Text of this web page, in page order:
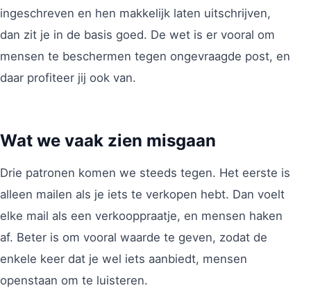
ingeschreven en hen makkelijk laten uitschrijven,
dan zit je in de basis goed. De wet is er vooral om
mensen te beschermen tegen ongevraagde post, en
daar profiteer jij ook van.
Wat we vaak zien misgaan
Drie patronen komen we steeds tegen. Het eerste is
alleen mailen als je iets te verkopen hebt. Dan voelt
elke mail als een verkooppraatje, en mensen haken
af. Beter is om vooral waarde te geven, zodat de
enkele keer dat je wel iets aanbiedt, mensen
openstaan om te luisteren.